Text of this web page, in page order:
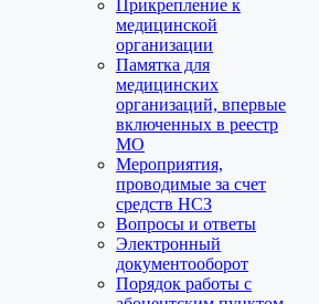
Прикрепление к
медицинской
организации
Памятка для
медицинских
организаций, впервые
включенных в реестр
МО
Мероприятия,
проводимые за счет
средств НСЗ
Вопросы и ответы
Электронный
документооборот
Порядок работы с